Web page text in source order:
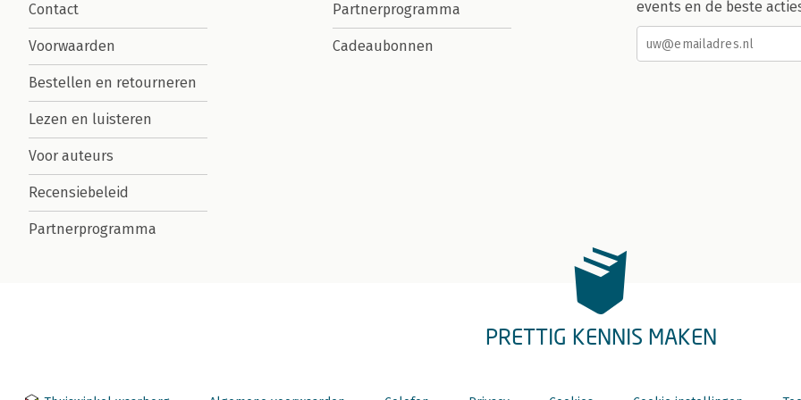
Contact
Voorwaarden
Bestellen en retourneren
Lezen en luisteren
Voor auteurs
Recensiebeleid
Partnerprogramma
Partnerprogramma
Cadeaubonnen
events en de beste
PRETTIG KENNIS MAKEN